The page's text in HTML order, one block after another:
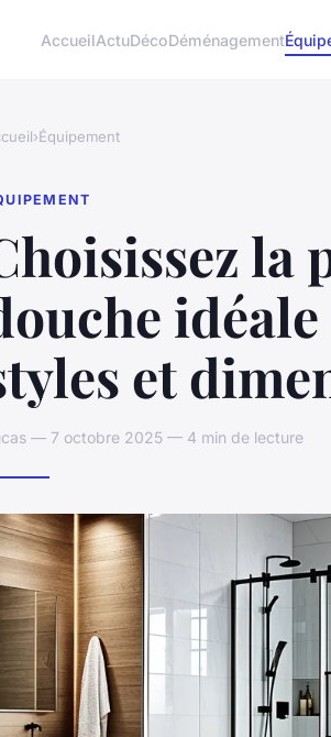
AccueilActuDécoDéménagement
›Équipement
la
et
— 7 octobre 2025 — 4 min de lecture